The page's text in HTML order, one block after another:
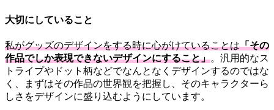
大切にしていること
私がグッズのデザインをする時に心がけていることは「その
作品でしか表現できないデザインにすること」。汎用的なス
トライプやドット柄などでなんとなくデザインするのではな
く、まずはその作品の世界観を把握し、そのキャラクターら
しさをデザインに盛り込むようにしています。